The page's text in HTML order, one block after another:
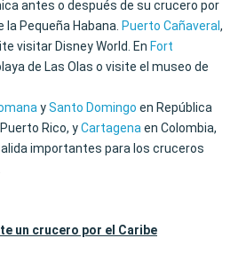
antes o después de su crucero por
la Pequeña Habana. Puerto Cañaveral,
visitar Disney World. En Fort
de Las Olas o visite el museo de
ySanto Domingo en República
Rico, yCartagenaen Colombia,
importantes para los cruceros
un crucero por el Caribe